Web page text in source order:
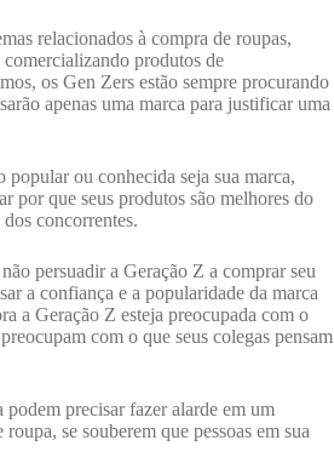
relacionados à compra de roupas,
produtos de
os Gen Zers estão sempre procurando
apenas uma marca para justificar uma
popular ou conhecida seja sua marca,
por que seus produtos são melhores do
dos concorrentes.
persuadir a Geração Z a comprar seu
a confiança e a popularidade da marca
a Geração Z esteja preocupada com o
com o que seus colegas pensam
precisar fazer alarde em um
se souberem que pessoas em sua